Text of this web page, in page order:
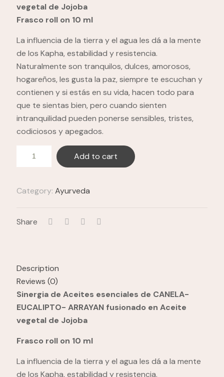
vegetal de Jojoba
Frasco roll on 10 ml
La influencia de la tierra y el agua les dá a la mente
de los Kapha, estabilidad y resistencia.
Naturalmente son tranquilos, dulces, amorosos,
hogareños, les gusta la paz, siempre te escuchan y
contienen y si estás en su vida, hacen todo para
que te sientas bien, pero cuando sienten
intranquilidad pueden ponerse sensibles, tristes,
codiciosos y apegados.
Add to cart
Category: Ayurveda
Share
Description
Reviews (0)
Sinergia de Aceites esenciales de CANELA-
EUCALIPTO- ARRAYAN fusionado en Aceite
vegetal de Jojoba
Frasco roll on 10 ml
La influencia de la tierra y el agua les dá a la mente
de los Kapha, estabilidad y resistencia.